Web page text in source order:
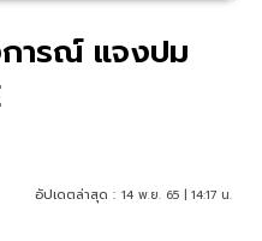
ารณ์ แจงปม
อัปเดตล่าสุด : 14 พ.ย. 65 | 14:17 น.